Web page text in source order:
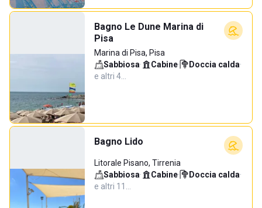
Bagno Le Dune Marina di
Pisa
Marina di Pisa, Pisa
Sabbiosa· Cabine· Doccia calda·
e altri 4…
Bagno Lido
Litorale Pisano, Tirrenia
Sabbiosa· Cabine· Doccia calda·
e altri 11…